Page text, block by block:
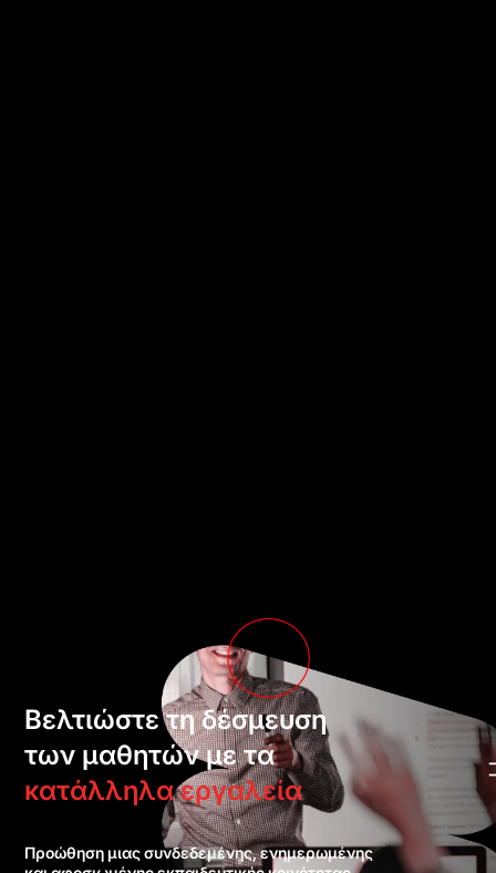
Βελτιώστε τη δέσμευση
των μαθητών με τα
κατάλληλα εργαλεία
Προώθηση μιας συνδεδεμένης, ενημερωμένης